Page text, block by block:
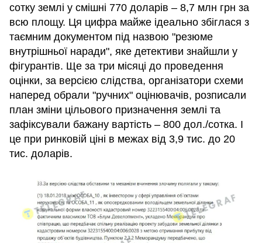
сотку землі у смішні 770 доларів – 8,7 млн грн за
всю площу. Ця цифра майже ідеально збіглася з
таємним документом під назвою "резюме
внутрішньої наради", яке детективи знайшли у
фігурантів. Ще за три місяці до проведення
оцінки, за версією слідства, організатори схеми
наперед обрали "ручних" оцінювачів, розписали
план зміни цільового призначення землі та
зафіксували бажану вартість – 800 дол./сотка. І
це при ринковій ціні в межах від 3,9 тис. до 20
тис. доларів.